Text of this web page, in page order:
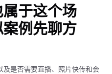
于这个场
例先聊方
是否需要直播、照片快传和会